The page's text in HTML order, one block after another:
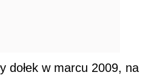
dołek w marcu 2009, na